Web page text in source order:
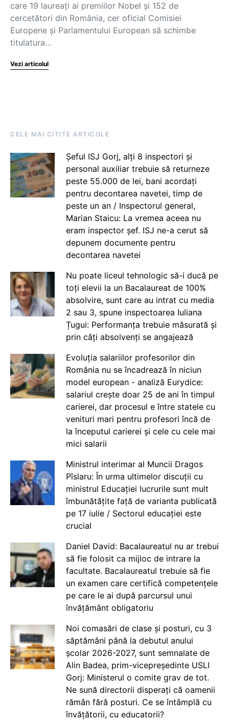
care 19 laureați ai premiilor Nobel și 152 de
cercetători din România, cer oficial Comisiei
Europene și Parlamentului European să schimbe
titulatura…
Vezi articolul
CELE MAI CITITE ARTICOLE
Șeful ISJ Gorj, alți 8 inspectori și
personal auxiliar trebuie să returneze
peste 55.000 de lei, bani acordați
pentru decontarea navetei, timp de
peste un an / Inspectorul general,
Marian Staicu: La vremea aceea nu
eram inspector șef. ISJ ne-a cerut să
depunem documente pentru
decontarea navetei
Nu poate liceul tehnologic să-i ducă pe
toți elevii la un Bacalaureat de 100%
absolvire, sunt care au intrat cu media
2 sau 3, spune inspectoarea Iuliana
Țugui: Performanța trebuie măsurată și
prin câți absolvenți se angajează
Evoluția salariilor profesorilor din
România nu se încadrează în niciun
model european - analiză Eurydice:
salariul crește doar 25 de ani în timpul
carierei, dar procesul e între statele cu
venituri mari pentru profesori încă de
la începutul carierei și cele cu cele mai
mici salarii
Ministrul interimar al Muncii Dragos
Pîslaru: În urma ultimelor discuții cu
ministrul Educației lucrurile sunt mult
îmbunătățite față de varianta publicată
pe 17 iulie / Sectorul educației este
crucial
Daniel David: Bacalaureatul nu ar trebui
să fie folosit ca mijloc de intrare la
facultate. Bacalaureatul trebuie să fie
un examen care certifică competențele
pe care le ai după parcursul unui
învățământ obligatoriu
Noi comasări de clase și posturi, cu 3
săptămâni până la debutul anului
școlar 2026-2027, sunt semnalate de
Alin Badea, prim-vicepreședinte USLI
Gorj: Ministerul o comite grav de tot.
Ne sună directorii disperați că oamenii
rămân fără posturi. Ce se întâmplă cu
învățătorii, cu educatorii?